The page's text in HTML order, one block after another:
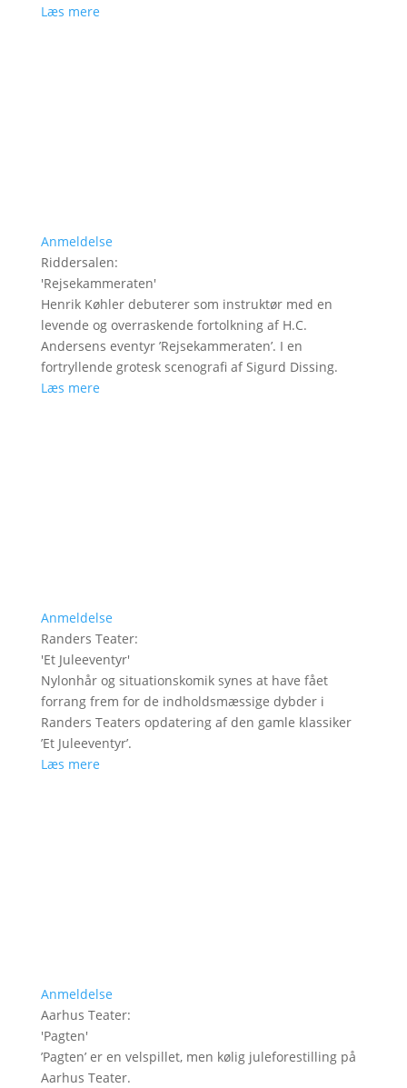
Læs mere
Anmeldelse
Riddersalen:
'Rejsekammeraten'
Henrik Køhler debuterer som instruktør med en
levende og overraskende fortolkning af H.C.
Andersens eventyr ’Rejsekammeraten’. I en
fortryllende grotesk scenografi af Sigurd Dissing.
Læs mere
Anmeldelse
Randers Teater:
'Et Juleeventyr'
Nylonhår og situationskomik synes at have fået
forrang frem for de indholdsmæssige dybder i
Randers Teaters opdatering af den gamle klassiker
’Et Juleeventyr’.
Læs mere
Anmeldelse
Aarhus Teater:
'Pagten'
’Pagten’ er en velspillet, men kølig juleforestilling på
Aarhus Teater.